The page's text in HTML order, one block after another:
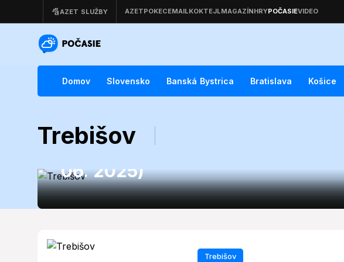
Domov Slovensko Banská Bystrica Bratislava Košice
Trebišov
Trebišov počasie: Čaká nás
06. 2025)
Trebišov